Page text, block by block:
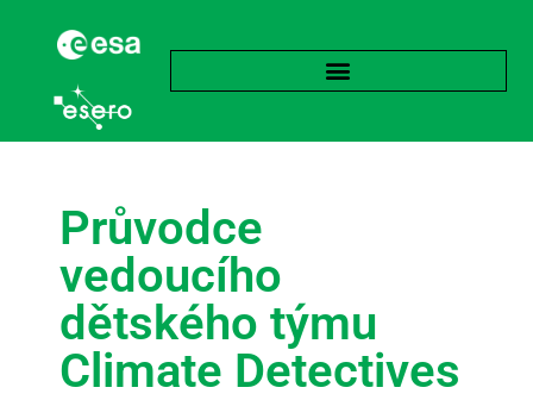
Průvodce
vedoucího
dětského týmu
Climate Detectives